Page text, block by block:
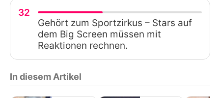
32
Gehört zum Sportzirkus – Stars auf
dem Big Screen müssen mit
Reaktionen rechnen.
In diesem Artikel